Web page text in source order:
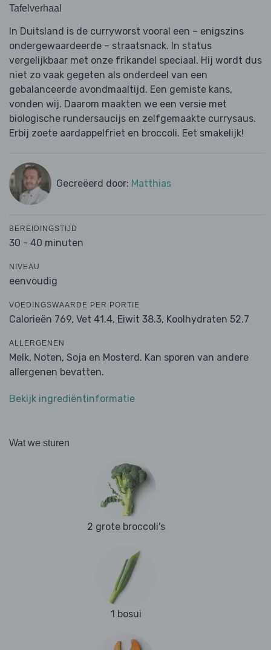
Tafelverhaal
In Duitsland is de curryworst vooral een – enigszins
ondergewaardeerde – straatsnack. In status
vergelijkbaar met onze frikandel speciaal. Hij wordt dus
niet zo vaak gegeten als onderdeel van een
gebalanceerde avondmaaltijd. Een gemiste kans,
vonden wij. Daarom maakten we een versie met
biologische rundersaucijs en zelfgemaakte currysaus.
Erbij zoete aardappelfriet en broccoli. Eet smakelijk!
Gecreëerd door: Matthias
BEREIDINGSTIJD
30 - 40 minuten
NIVEAU
eenvoudig
VOEDINGSWAARDE PER PORTIE
Calorieën 769, Vet 41.4, Eiwit 38.3, Koolhydraten 52.7
ALLERGENEN
Melk, Noten, Soja en Mosterd. Kan sporen van andere
allergenen bevatten.
Bekijk ingrediëntinformatie
Wat we sturen
2 grote broccoli's
1 bosui